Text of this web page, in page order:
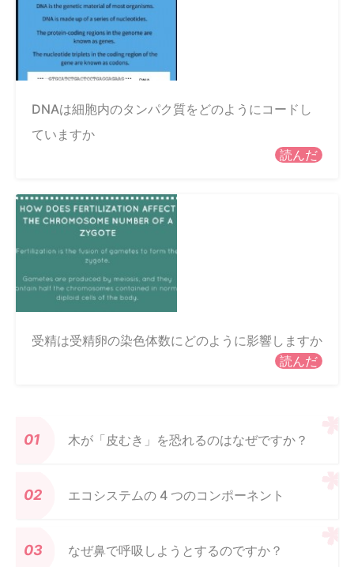
DNAは細胞内のタンパク質をどのようにコードし
ていますか
読んだ
受精は受精卵の染色体数にどのように影響しますか
読んだ
木が「皮むき」を恐れるのはなぜですか？
エコシステムの 4 つのコンポーネント
なぜ鼻で呼吸しようとするのですか？